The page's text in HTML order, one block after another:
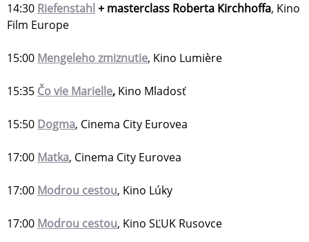
14:30 Riefenstahl + masterclass Roberta Kirchhoffa, Kino
Film Europe
15:00 Mengeleho zmiznutie, Kino Lumière
15:35 Čo vie Marielle, Kino Mladosť
15:50 Dogma, Cinema City Eurovea
17:00 Matka, Cinema City Eurovea
17:00 Modrou cestou, Kino Lúky
17:00 Modrou cestou, Kino SĽUK Rusovce